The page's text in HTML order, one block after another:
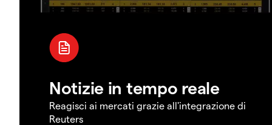
Notizie in tempo reale
Reagisci ai mercati grazie all'integrazione di
Reuters